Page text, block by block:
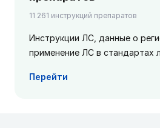
11 261 инструкций препаратов
Инструкции ЛС, данные о
применение ЛС в стандартах
Перейти